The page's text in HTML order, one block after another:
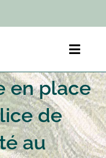
en place
de
au